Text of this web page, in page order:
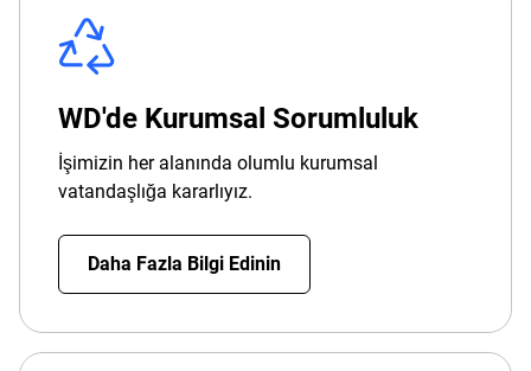
WD'de Kurumsal Sorumluluk
İşimizin her alanında olumlu kurumsal
vatandaşlığa kararlıyız.
Daha Fazla Bilgi Edinin